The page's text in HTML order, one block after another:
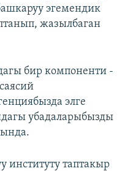
эгемендик
жазылбаган
бир компоненти -
элге
убадаларыбызды
институту таптакыр